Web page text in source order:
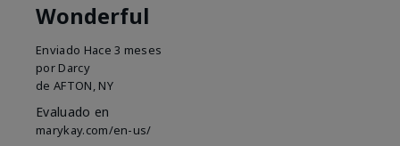
Wonderful
Enviado Hace 3 meses
por Darcy
de AFTON, NY
Evaluado en
marykay.com/en-us/